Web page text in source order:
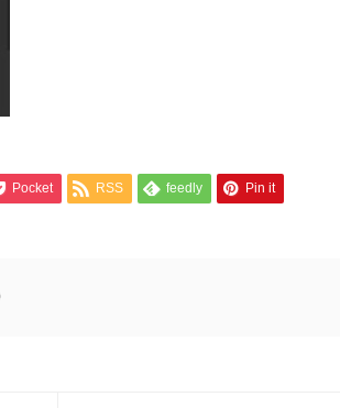
Pocket RSS feedly Pin it